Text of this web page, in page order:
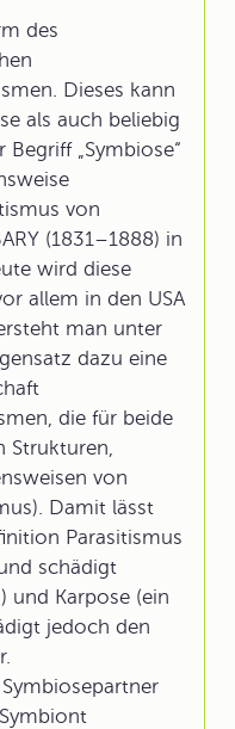
des
Dieses kann
als auch beliebig
„Symbiose“
von
(1831–1888) in
wird diese
allem in den USA
man unter
dazu eine
die für beide
Strukturen,
von
Damit lässt
Parasitismus
schädigt
und Karpose (ein
jedoch den